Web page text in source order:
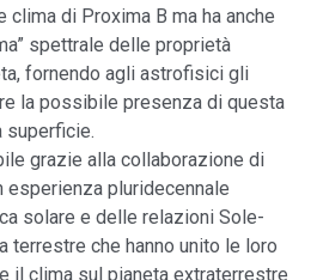
di Proxima B ma ha anche
spettrale delle proprietà
fornendo agli astrofisici gli
la possibile presenza di questa
superficie.
grazie alla collaborazione di
esperienza pluridecennale
solare e delle relazioni Sole-
terrestre che hanno unito le loro
il clima sul pianeta extraterrestre